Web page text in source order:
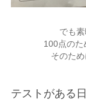
でも
100点のた
そのた
テストがある